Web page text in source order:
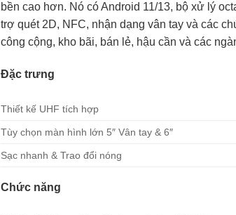
bền cao hơn. Nó có Android 11/13, bộ xử lý
trợ quét 2D, NFC, nhận dạng vân tay và các
công cộng, kho bãi, bán lẻ, hậu cần và các
Đặc trưng
Thiết kế UHF tích hợp
Tùy chọn màn hình lớn 5″ Vân tay & 6″
Sạc nhanh & Trao đổi nóng
Chức năng